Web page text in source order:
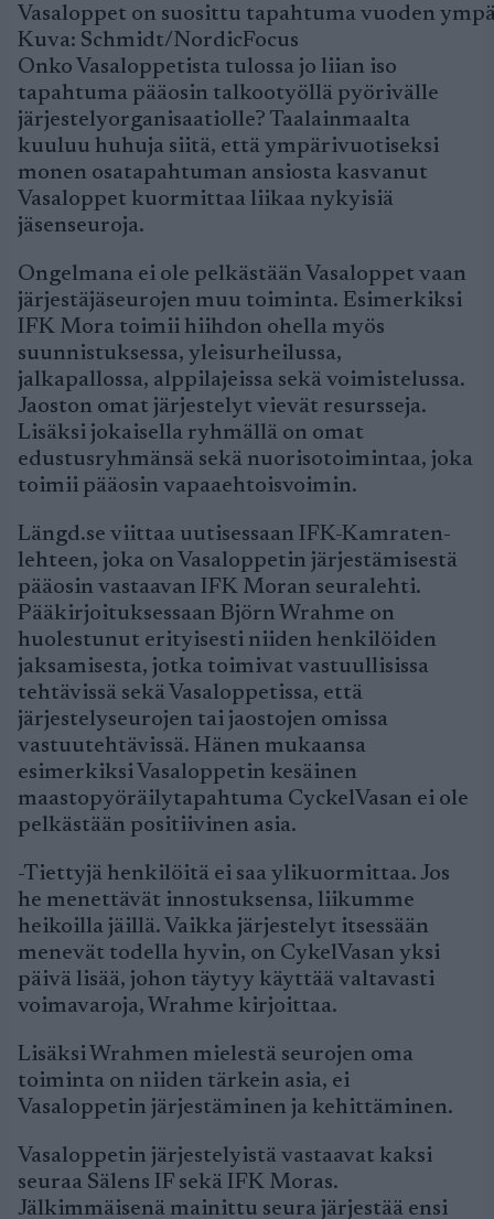
Vasaloppet on suosittu tapahtuma vuoden
Kuva: Schmidt/NordicFocus
Onko Vasaloppetista tulossa jo liian iso
tapahtuma pääosin talkootyöllä pyörivälle
järjestelyorganisaatiolle? Taalainmaalta
kuuluu huhuja siitä, että ympärivuotiseksi
monen osatapahtuman ansiosta kasvanut
Vasaloppet kuormittaa liikaa nykyisiä
jäsenseuroja.
Ongelmana ei ole pelkästään Vasaloppet vaan
järjestäjäseurojen muu toiminta. Esimerkiksi
IFK Mora toimii hiihdon ohella myös
suunnistuksessa, yleisurheilussa,
jalkapallossa, alppilajeissa sekä voimistelussa.
Jaoston omat järjestelyt vievät resursseja.
Lisäksi jokaisella ryhmällä on omat
edustusryhmänsä sekä nuorisotoimintaa, joka
toimii pääosin vapaaehtoisvoimin.
Längd.se viittaa uutisessaan IFK-Kamraten-
lehteen, joka on Vasaloppetin järjestämisestä
pääosin vastaavan IFK Moran seuralehti.
Pääkirjoituksessaan Björn Wrahme on
huolestunut erityisesti niiden henkilöiden
jaksamisesta, jotka toimivat vastuullisissa
tehtävissä sekä Vasaloppetissa, että
järjestelyseurojen tai jaostojen omissa
vastuutehtävissä. Hänen mukaansa
esimerkiksi Vasaloppetin kesäinen
maastopyöräilytapahtuma CyckelVasan ei ole
pelkästään positiivinen asia.
-Tiettyjä henkilöitä ei saa ylikuormittaa. Jos
he menettävät innostuksensa, liikumme
heikoilla jäillä. Vaikka järjestelyt itsessään
menevät todella hyvin, on CykelVasan yksi
päivä lisää, johon täytyy käyttää valtavasti
voimavaroja, Wrahme kirjoittaa.
Lisäksi Wrahmen mielestä seurojen oma
toiminta on niiden tärkein asia, ei
Vasaloppetin järjestäminen ja kehittäminen.
Vasaloppetin järjestelyistä vastaavat kaksi
seuraa Sälens IF sekä IFK Moras.
Jälkimmäisenä mainittu seura järjestää ensi